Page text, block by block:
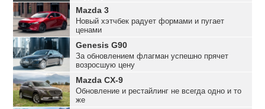
Mazda 3
Новый хэтчбек радует формами и пугает
ценами
Genesis G90
За обновлением флагман успешно прячет
возросшую цену
Mazda CX-9
Обновление и рестайлинг не всегда одно и то
же